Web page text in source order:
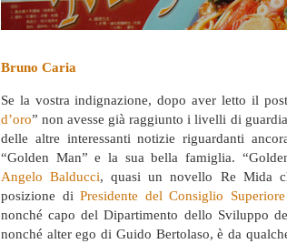
Bruno Caria
Se la vostra indignazione, dopo aver letto il
d’oro” non avesse già raggiunto i livelli di
delle altre interessanti notizie riguardanti
“Golden Man” e la sua bella famiglia.
Angelo Balducci, quasi un novello Re Mida
posizione di Presidente del Consiglio
nonché capo del Dipartimento dello Sviluppo
nonché alter ego di Guido Bertolaso, è da